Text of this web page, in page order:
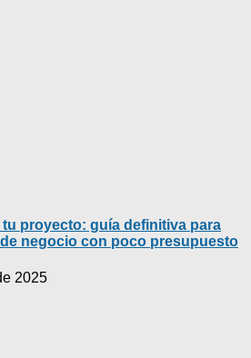
proyecto: guía definitiva para
negocio con poco presupuesto
2025